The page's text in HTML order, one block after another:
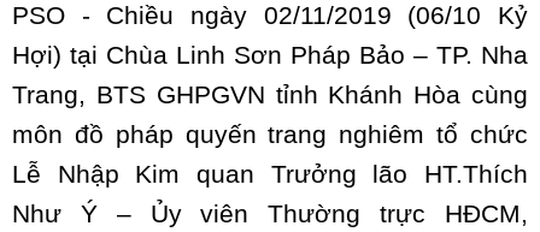
PSO - Chiều ngày 02/11/2019 (06/10 Kỷ
Hợi) tại Chùa Linh Sơn Pháp Bảo – TP. Nha
Trang, BTS GHPGVN tỉnh Khánh Hòa cùng
môn đồ pháp quyến trang nghiêm tổ chức
Lễ Nhập Kim quan Trưởng lão HT.Thích
Như Ý – Ủy viên Thường trực HĐCM,